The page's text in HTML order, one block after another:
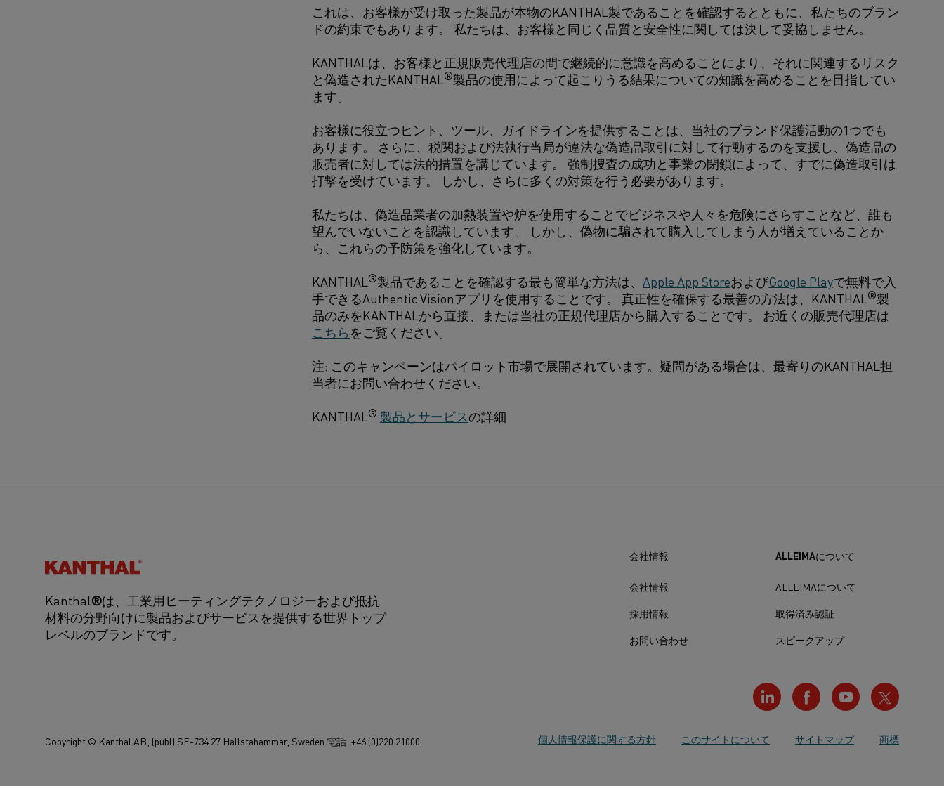
これは、お客様が受け取った製品が本物のKANTHAL製であることを確認するとともに、私たちのブラン
ドの約束でもあります。 私たちは、お客様と同じく品質と安全性に関しては決して妥協しません。
KANTHALは、お客様と正規販売代理店の間で継続的に意識を高めることにより、それに関連するリスク
と偽造されたKANTHAL ®製品の使用によって起こりうる結果についての知識を高めることを目指してい
ます。
お客様に役立つヒント、ツール、ガイドラインを提供することは、当社のブランド保護活動の1つでも
あります。 さらに、税関および法執行当局が違法な偽造品取引に対して行動するのを支援し、偽造品の
販売者に対しては法的措置を講じています。 強制捜査の成功と事業の閉鎖によって、すでに偽造取引は
打撃を受けています。 しかし、さらに多くの対策を行う必要があります。
私たちは、偽造品業者の加熱装置や炉を使用することでビジネスや人々を危険にさらすことなど、誰も
望んでいないことを認識しています。 しかし、偽物に騙されて購入してしまう人が増えていることか
ら、これらの予防策を強化しています。
KANTHAL ®製品であることを確認する最も簡単な方法は、 Apple App StoreおよびGoogle Playで無料で入
手できるAuthentic Visionアプリを使用することです。 真正性を確保する最善の方法は、KANTHAL ®製
品のみをKANTHALから直接、または当社の正規代理店から購入することです。 お近くの販売代理店は
こちら をご覧ください。
注: このキャンペーンはパイロット市場で展開されています。疑問がある場合は、最寄りのKANTHAL担
当者にお問い合わせください。
KANTHAL ® 製品とサービスの詳細
Kanthal®
Kanthal®は、工業用ヒーティングテクノロジーおよび抵抗
材料の分野向けに製品およびサービスを提供する世界トップ
レベルのブランドです。
会社情報
会社情報
採用情報
お問い合わせ
ALLEIMAについて
ALLEIMAについて
取得済み認証
スピークアップ
個人情報保護に関する方針 このサイトについて サイトマップ 商標
Copyright © Kanthal AB; (publ) SE-734 27 Hallstahammar, Sweden 電話: +46 (0)220 21000